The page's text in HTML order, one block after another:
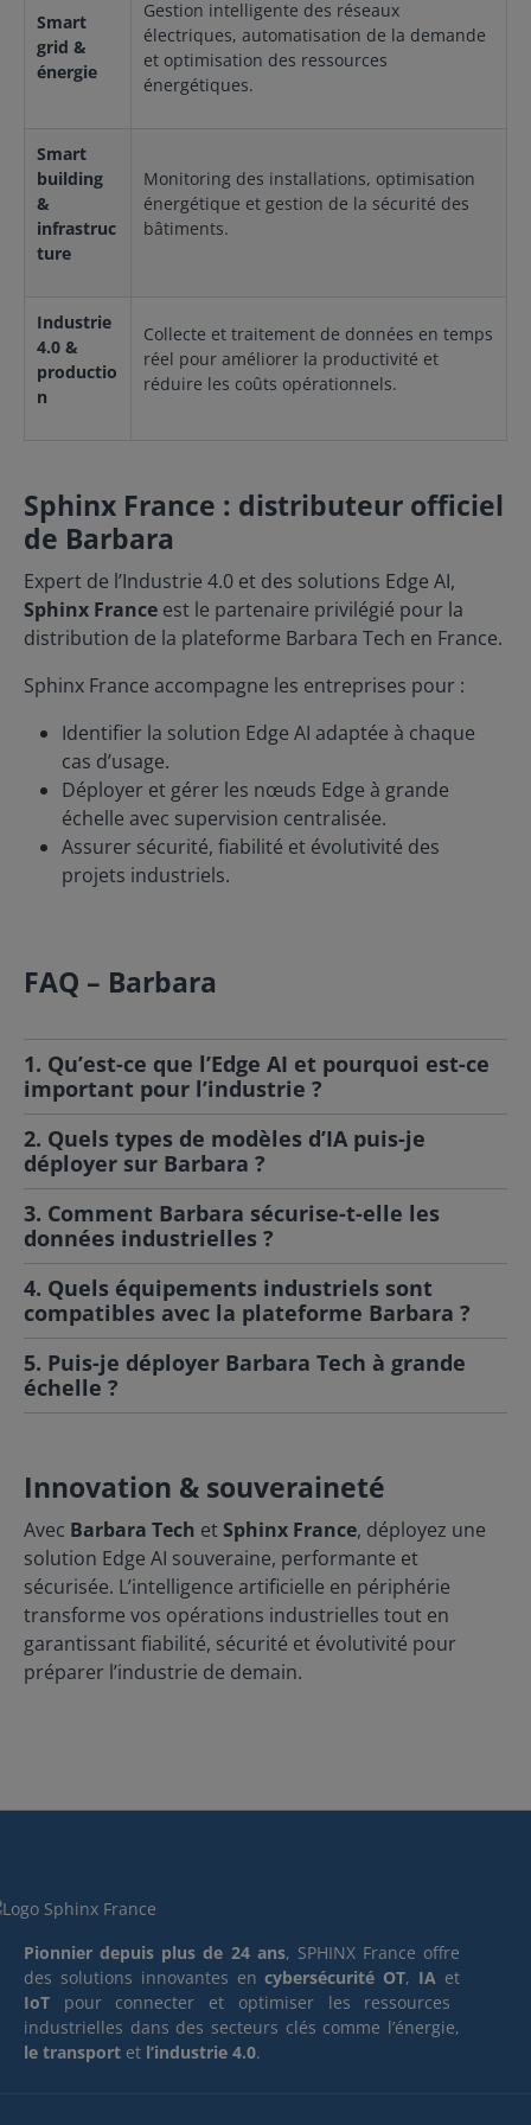
l’Edge IA Barbara Tech Fonction Détail Orchestration
Conteneurs Docker, applications natives, déploiement
sur milliers de nœuds Modèles AI TensorFlow,
PyTorch, ONNX, NVIDIA Triton, GPU-enabled
Chiffrement des communications, mises à jour OTA
sécurisées, conformité ISO 27001/9001 Gestion des
dispositifs Provisioning, configuration, mise à jour,
décommissionnement Réseau & VPN Virtual Private
Network intégré, communication sécurisée entre sites
Cloud & API AWS, Azure, Google Cloud, API REST pour
Compatibilité hardware ARM-based boards, Intel-
based servers, GPU support
Smart
grid &
énergie
Gestion intelligente des réseaux
électriques, automatisation de la demande
et optimisation des ressources
énergétiques.
Smart
building
&
infrastruc
ture
Monitoring des installations, optimisation
énergétique et gestion de la sécurité des
bâtiments.
Industrie
4.0 &
productio
n
Collecte et traitement de données en temps
réel pour améliorer la productivité et
réduire les coûts opérationnels.
Sphinx France : distributeur officiel
de Barbara
Expert de l’Industrie 4.0 et des solutions Edge AI,
Sphinx France est le partenaire privilégié pour la
distribution de la plateforme Barbara Tech en France.
Sphinx France accompagne les entreprises pour :
Identifier la solution Edge AI adaptée à chaque
cas d’usage.
Déployer et gérer les nœuds Edge à grande
échelle avec supervision centralisée.
Assurer sécurité, fiabilité et évolutivité des
projets industriels.
FAQ – Barbara
1. Qu’est-ce que l’Edge AI et pourquoi est-ce
important pour l’industrie ?
2. Quels types de modèles d’IA puis-je
déployer sur Barbara ?
3. Comment Barbara sécurise-t-elle les
données industrielles ?
4. Quels équipements industriels sont
compatibles avec la plateforme Barbara ?
5. Puis-je déployer Barbara Tech à grande
échelle ?
Innovation & souveraineté
Avec Barbara Tech etSphinx France, déployez une
solution Edge AI souveraine, performante et
sécurisée. L’intelligence artificielle en périphérie
transforme vos opérations industrielles tout en
garantissant fiabilité, sécurité et évolutivité pour
préparer l’industrie de demain.
Pionnier depuis plus de 24 ans, SPHINX France offre
des solutions innovantes encybersécurité OT, IA et
IoT pour connecter et optimiser les ressources
industrielles dans des secteurs clés comme l’énergie,
le transport et l’industrie 4.0.